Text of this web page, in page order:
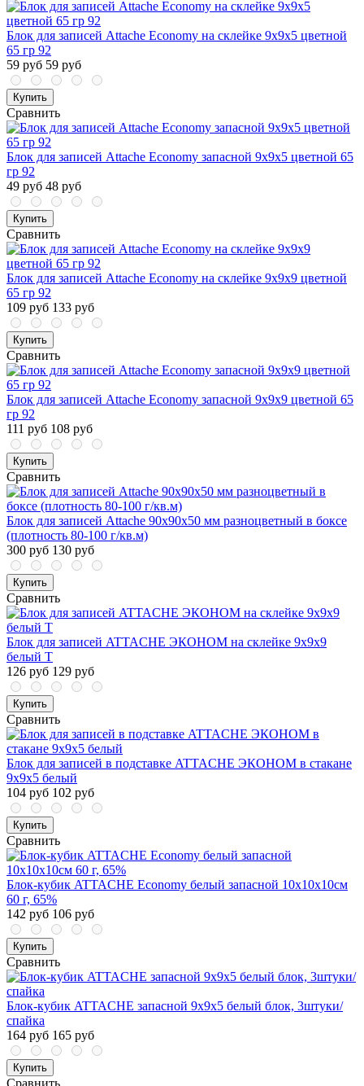
Блок для записей Attache Economy на склейке 9х9х5 цветной
65 гр 92
59 руб 59 руб
Купить
Сравнить
Блок для записей Attache Economy запасной 9х9х5 цветной 65
гр 92
49 руб 48 руб
Купить
Сравнить
Блок для записей Attache Economy на склейке 9х9х9 цветной
65 гр 92
109 руб 133 руб
Купить
Сравнить
Блок для записей Attache Economy запасной 9х9х9 цветной 65
гр 92
111 руб 108 руб
Купить
Сравнить
Блок для записей Attache 90x90x50 мм разноцветный в боксе
(плотность 80-100 г/кв.м)
300 руб 130 руб
Купить
Сравнить
Блок для записей ATTACHE ЭКОНОМ на склейке 9х9х9
белый Т
126 руб 129 руб
Купить
Сравнить
Блок для записей в подставке ATTACHE ЭКОНОМ в стакане
9х9х5 белый
104 руб 102 руб
Купить
Сравнить
Блок-кубик ATTACHE Economy белый запасной 10х10х10см
60 г, 65%
142 руб 106 руб
Купить
Сравнить
Блок-кубик ATTACHE запасной 9х9х5 белый блок, 3штуки/
спайка
164 руб 165 руб
Купить
Сравнить